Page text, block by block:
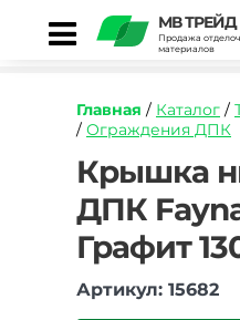
МВ ТРЕЙД
Продажа
материалов
Главная / Каталог /
/ Ограждения ДПК
https://
nizhnyaya-
iz-
dpk-
faynag-
wood-
grafit-
Крышка
ДПК
Графит
Артикул: 15682